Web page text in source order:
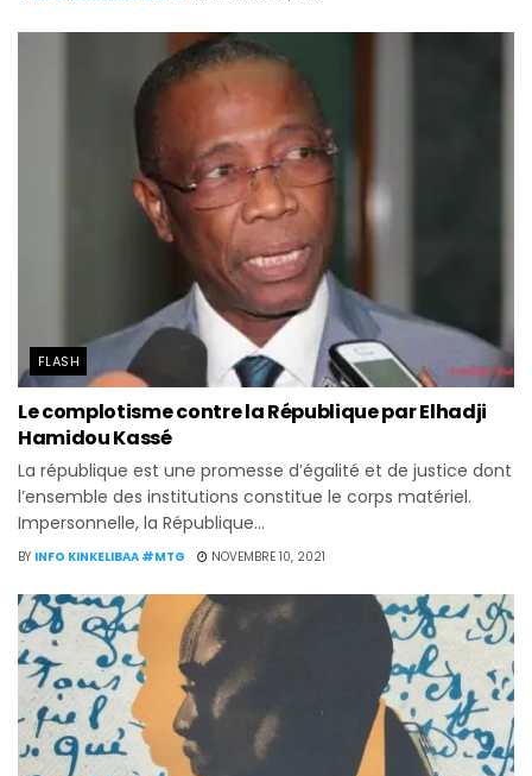
FLASH
Le complotisme contre la République par Elhadji
Hamidou Kassé
La république est une promesse d’égalité et de justice dont
l’ensemble des institutions constitue le corps matériel.
Impersonnelle, la République...
BY INFO KINKELIBAA #MTG NOVEMBRE 10, 2021